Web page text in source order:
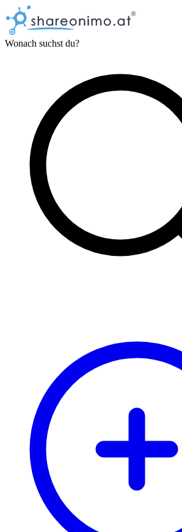
Wonach suchst du?